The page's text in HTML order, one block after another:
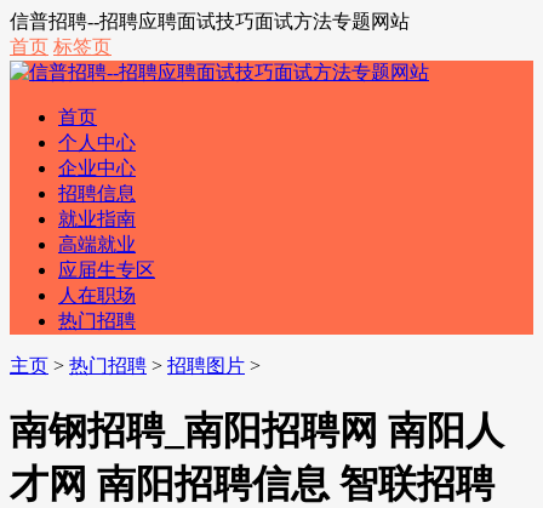
信普招聘--招聘应聘面试技巧面试方法专题网站
首页 标签页
首页
个人中心
企业中心
招聘信息
就业指南
高端就业
应届生专区
人在职场
热门招聘
主页 > 热门招聘 > 招聘图片 >
南钢招聘_南阳招聘网 南阳人
才网 南阳招聘信息 智联招聘